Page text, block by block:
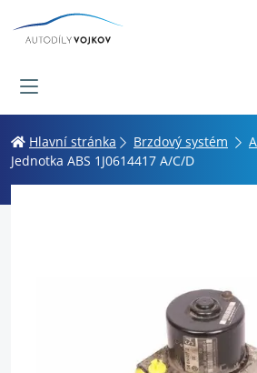
Hlavní stránka Brzdový systém
Jednotka ABS 1J0614417 A/C/D